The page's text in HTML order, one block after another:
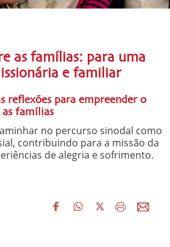
as famílias: para uma
e familiar
reflexões para empreender o
as famílias
no percurso sinodal como
contribuindo para a missão da
de alegria e sofrimento.